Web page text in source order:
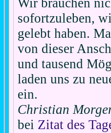
Wir brauchen
sofortzuleben,
gelebt haben.
von dieser
und tausend
laden uns zu
ein.
Christian
bei Zitat des